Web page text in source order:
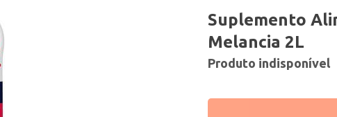
Suplemento
Melancia 2L
Produto indisponível